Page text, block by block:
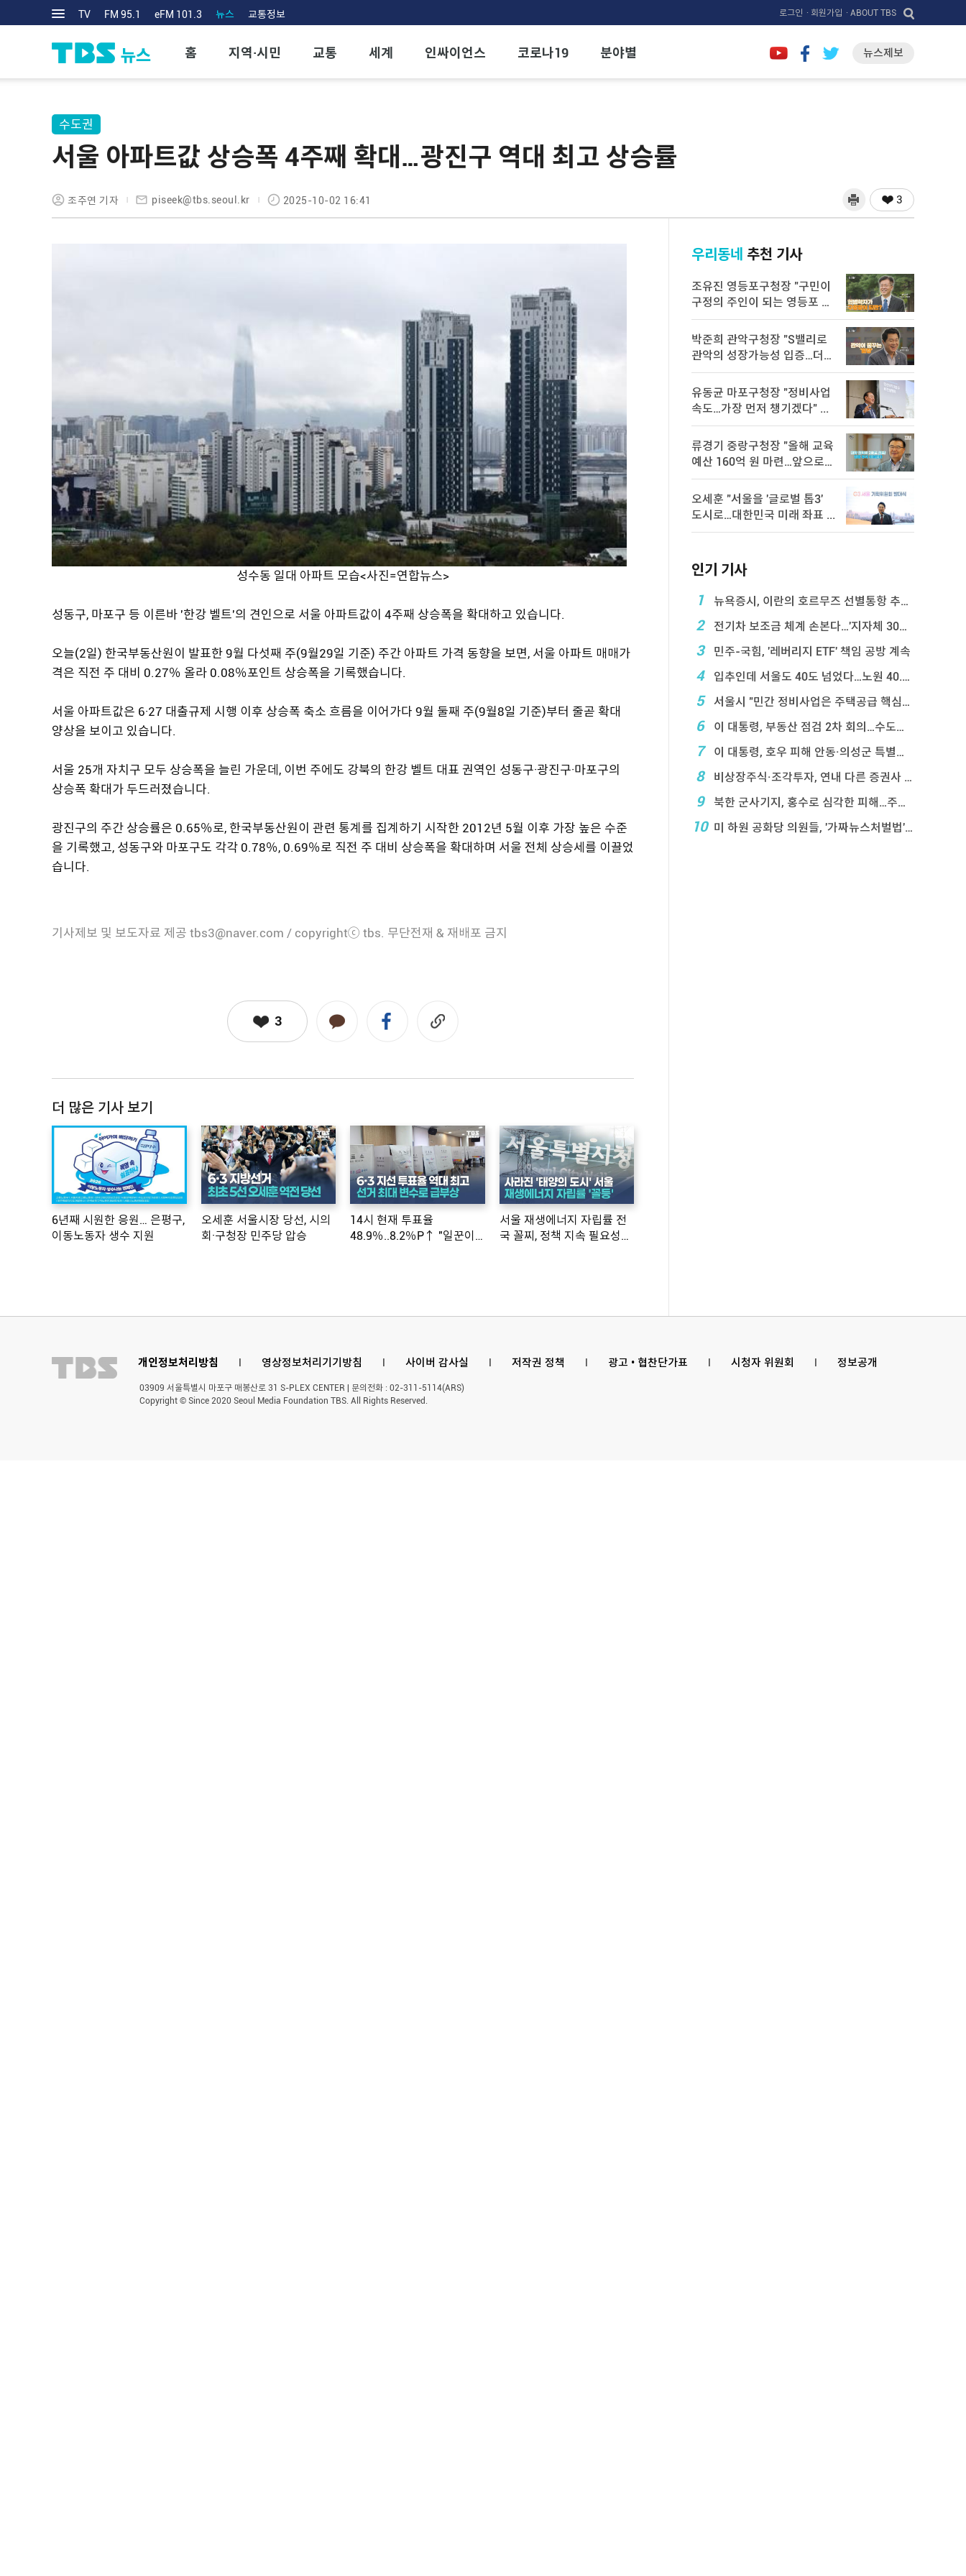
TV FM 95.1 eFM 101.3 뉴스 교통정보 로그인 · 회원가입 · ABOUT TBS
홈 지역·시민 교통 세계 인싸이언스 코로나19 분야별 뉴스제보
수도권
서울 아파트값 상승폭 4주째 확대…광진구 역대 최고 상승률
조주연 기자 piseek@tbs.seoul.kr 2025-10-02 16:41 3
성수동 일대 아파트 모습<사진=연합뉴스>
성동구, 마포구 등 이른바 '한강 벨트'의 견인으로 서울 아파트값이 4주째 상승폭을 확대하고 있습니다.
오늘(2일) 한국부동산원이 발표한 9월 다섯째 주(9월29일 기준) 주간 아파트 가격 동향을 보면, 서울 아파트 매매가
격은 직전 주 대비 0.27％ 올라 0.08％포인트 상승폭을 기록했습니다.
서울 아파트값은 6·27 대출규제 시행 이후 상승폭 축소 흐름을 이어가다 9월 둘째 주(9월8일 기준)부터 줄곧 확대
양상을 보이고 있습니다.
서울 25개 자치구 모두 상승폭을 늘린 가운데, 이번 주에도 강북의 한강 벨트 대표 권역인 성동구·광진구·마포구의
상승폭 확대가 두드러졌습니다.
광진구의 주간 상승률은 0.65％로, 한국부동산원이 관련 통계를 집계하기 시작한 2012년 5월 이후 가장 높은 수준
을 기록했고, 성동구와 마포구도 각각 0.78％, 0.69％로 직전 주 대비 상승폭을 확대하며 서울 전체 상승세를 이끌었
습니다.
기사제보 및 보도자료 제공 tbs3@naver.com / copyrightⓒ tbs. 무단전재 & 재배포 금지
3
더 많은 기사 보기
6년째 시원한 응원… 은평구,
이동노동자 생수 지원
오세훈 서울시장 당선, 시의
회·구청장 민주당 압승
14시 현재 투표율
48.9％..8.2％P↑ "일꾼이
서울 재생에너지 자립률 전
국 꼴찌, 정책 지속 필요성
우리동네 추천 기사
조유진 영등포구청장 "구민이
구정의 주인이 되는 영등포 만
들 ...
박준희 관악구청장 "S밸리로
관악의 성장가능성 입증…더욱
속 ...
유동균 마포구청장 "정비사업
속도…가장 먼저 챙기겠다" ...
류경기 중랑구청장 "올해 교육
예산 160억 원 마련…앞으로도
...
오세훈 "서울을 '글로벌 톱3'
도시로…대한민국 미래 좌표 ...
인기 기사
1
뉴욕증시, 이란의 호르무즈 선별통항 추진에 하락
2 전기차 보조금 체계 손본다…'지자체 30％ 매칭' ...
3 민주-국힘, '레버리지 ETF' 책임 공방 계속
4 입추인데 서울도 40도 넘었다…노원 40.2도 기록
5 서울시 "민간 정비사업은 주택공급 핵심&q ...
6 이 대통령, 부동산 점검 2차 회의…수도권 공급대책 ...
7 이 대통령, 호우 피해 안동·의성군 특별재난지역 선포
8 비상장주식·조각투자, 연내 다른 증권사 계좌 거래 ...
9 북한 군사기지, 홍수로 심각한 피해…주택 수백채 파괴
10 미 하원 공화당 의원들, '가짜뉴스처벌법' 항의 서한
개인정보처리방침 l 영상정보처리기기방침 l 사이버 감사실 l 저작권 정책 l 광고 • 협찬단가표 l 시청자 위원회 l 정보공개
03909 서울특별시 마포구 매봉산로 31 S-PLEX CENTER | 문의전화 : 02-311-5114(ARS)
Copyright © Since 2020 Seoul Media Foundation TBS. All Rights Reserved.